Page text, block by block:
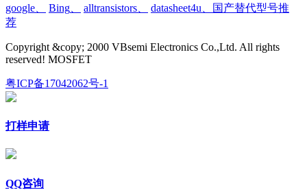
google
Bing alltransistors
datasheet4u、国产替代型号推
荐
Copyright &copy; 2000 VBsemi Electronics Co.,Ltd. All rights
reserved! MOSFET
粤ICP备17042062号-1
打样申请
QQ咨询